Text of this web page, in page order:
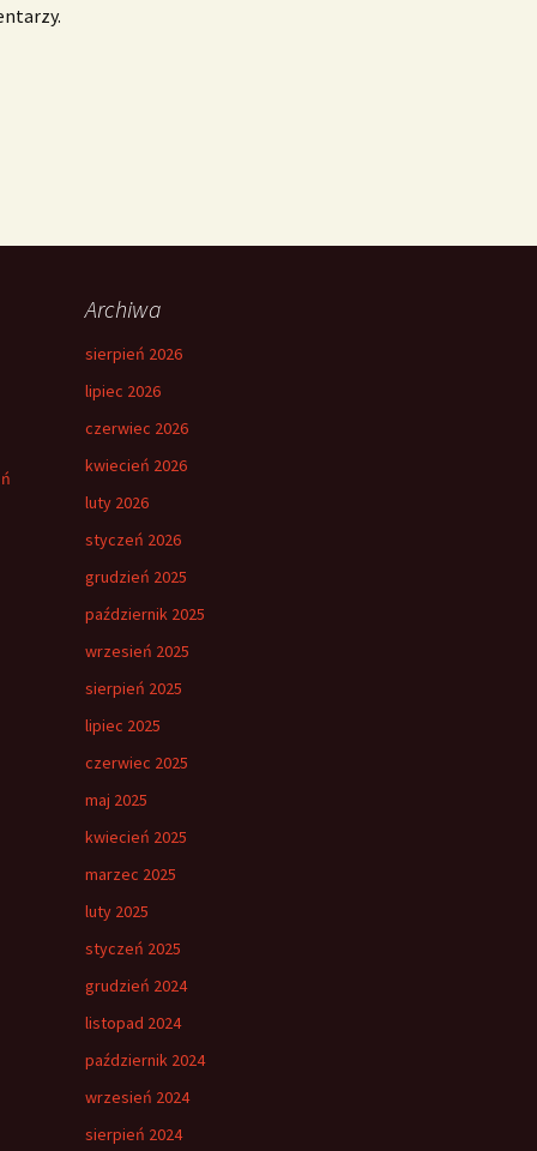
Archiwa
sierpień 2026
lipiec 2026
czerwiec 2026
kwiecień 2026
luty 2026
styczeń 2026
grudzień 2025
październik 2025
wrzesień 2025
sierpień 2025
lipiec 2025
czerwiec 2025
maj 2025
kwiecień 2025
marzec 2025
luty 2025
styczeń 2025
grudzień 2024
listopad 2024
październik 2024
wrzesień 2024
sierpień 2024